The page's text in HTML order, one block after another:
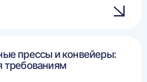
прессы и конвейеры:
требованиям